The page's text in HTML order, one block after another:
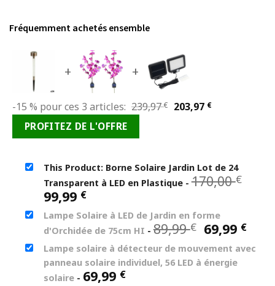
Fréquemment achetés ensemble
+ +
-15 % pour ces 3 articles: 239,97€
Le
239,97 €.
203,97 €Le
203,97 €.
PROFITEZ DE L'OFFRE
This Product: Borne Solaire Jardin Lot de 24
Transparent à LED en Plastique -170,00€
99,99 €Le
prix
actuel
est :
99,99 €.
Lampe Solaire à LED de Jardin en forme
d'Orchidée de 75cm HI -89,99€ Le
prix
initial
était :
69,99 €Le
Lampe solaire à détecteur de mouvement avec
panneau solaire individuel, 56 LED à énergie
solaire - 69,99 €